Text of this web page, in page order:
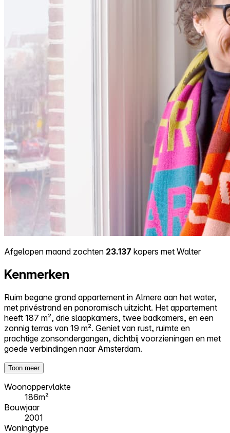
Afgelopen maand zochten 23.137 kopers met Walter
Kenmerken
Ruim begane grond appartement in Almere aan het water,
met privéstrand en panoramisch uitzicht. Het appartement
heeft 187 m², drie slaapkamers, twee badkamers, en een
zonnig terras van 19 m². Geniet van rust, ruimte en
prachtige zonsondergangen, dichtbij voorzieningen en met
goede verbindingen naar Amsterdam.
Toon meer
Woonoppervlakte
186m²
Bouwjaar
2001
Woningtype